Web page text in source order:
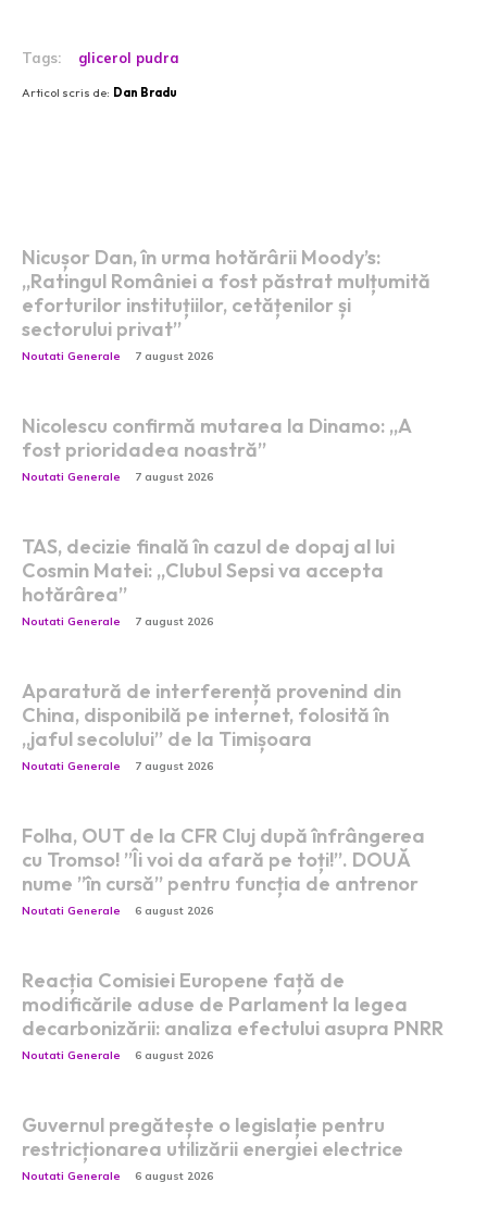
Tags: glicerol pudra
Articol scris de: Dan Bradu
Nicușor Dan, în urma hotărârii Moody’s:
„Ratingul României a fost păstrat mulțumită
eforturilor instituțiilor, cetățenilor și
sectorului privat”
Noutati Generale 7 august 2026
Nicolescu confirmă mutarea la Dinamo: „A
fost prioridadea noastră”
Noutati Generale 7 august 2026
TAS, decizie finală în cazul de dopaj al lui
Cosmin Matei: „Clubul Sepsi va accepta
hotărârea”
Noutati Generale 7 august 2026
Aparatură de interferență provenind din
China, disponibilă pe internet, folosită în
„jaful secolului” de la Timișoara
Noutati Generale 7 august 2026
Folha, OUT de la CFR Cluj după înfrângerea
cu Tromso! ”Îi voi da afară pe toți!”. DOUĂ
nume ”în cursă” pentru funcția de antrenor
Noutati Generale 6 august 2026
Reacția Comisiei Europene față de
modificările aduse de Parlament la legea
decarbonizării: analiza efectului asupra PNRR
Noutati Generale 6 august 2026
Guvernul pregătește o legislație pentru
restricționarea utilizării energiei electrice
Noutati Generale 6 august 2026